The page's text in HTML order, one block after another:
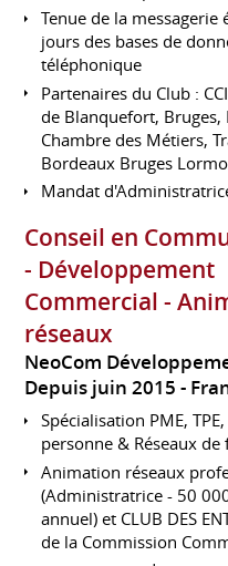
Tenue de la
jours des bases de
téléphonique
Partenaires du Club :
de Blanquefort, Bruges,
Chambre des Métiers,
Bordeaux Bruges
Mandat
Conseil en
- Développement
Commercial -
réseaux
NeoCom
Depuis juin 2015
Spécialisation PME,
personne & Réseaux de
Animation réseaux
(Administratrice - 50
annuel) et CLUB DES
de la Commission